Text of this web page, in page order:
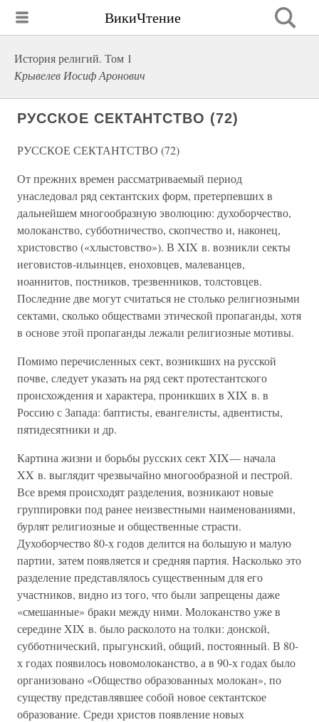
ВикиЧтение
История религий. Том 1
Крывелев Иосиф Аронович
РУССКОЕ СЕКТАНТСТВО (72)
РУССКОЕ СЕКТАНТСТВО (72)
От прежних времен рассматриваемый период
унаследовал ряд сектантских форм, претерпевших в
дальнейшем многообразную эволюцию: духоборчество,
молоканство, субботничество, скопчество и, наконец,
христовство («хлыстовство»). В XIX в. возникли секты
иеговистов-ильинцев, еноховцев, малеванцев,
иоаннитов, постников, трезвенников, толстовцев.
Последние две могут считаться не столько религиозными
сектами, сколько обществами этической пропаганды, хотя
в основе этой пропаганды лежали религиозные мотивы.
Помимо перечисленных сект, возникших на русской
почве, следует указать на ряд сект протестантского
происхождения и характера, проникших в XIX в. в
Россию с Запада: баптисты, евангелисты, адвентисты,
пятидесятники и др.
Картина жизни и борьбы русских сект XIX— начала
XX в. выглядит чрезвычайно многообразной и пестрой.
Все время происходят разделения, возникают новые
группировки под ранее неизвестными наименованиями,
бурлят религиозные и общественные страсти.
Духоборчество 80-х годов делится на большую и малую
партии, затем появляется и средняя партия. Насколько это
разделение представлялось существенным для его
участников, видно из того, что были запрещены даже
«смешанные» браки между ними. Молоканство уже в
середине XIX в. было расколото на толки: донской,
субботнический, прыгунский, общий, постоянный. В 80-
х годах появилось новомолоканство, а в 90-х годах было
организовано «Общество образованных молокан», по
существу представлявшее собой новое сектантское
образование. Среди христов появление новых